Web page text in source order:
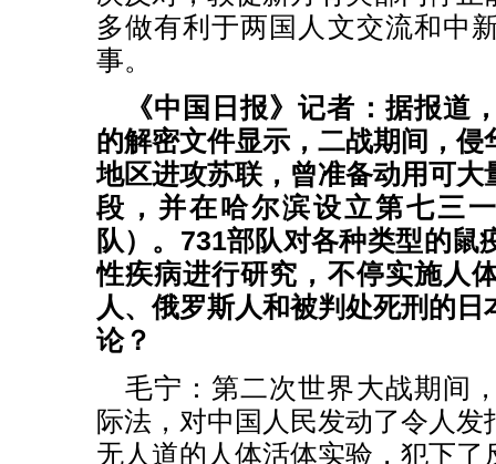
多做有利于两国人文交流和中
事。
《中国日报》记者：据报道
的解密文件显示，二战期间，侵
地区进攻苏联，曾准备动用可大
段，并在哈尔滨设立第七三
队）。731部队对各种类型的鼠
性疾病进行研究，不停实施人
人、俄罗斯人和被判处死刑的
论？
毛宁：第二次世界大战期间
际法，对中国人民发动了令人
无人道的人体活体实验，犯下了